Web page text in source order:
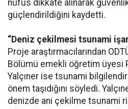
nüfus dikkate alınarak
güçlendirildiğini kaydetti.
“Deniz çekilmesi tsunami
Proje araştırmacılarından
Bölümü emekli öğretim üyesi
Yalçıner ise tsunami
önem taşıdığını söyledi.
denizde ani çekilme tsunami